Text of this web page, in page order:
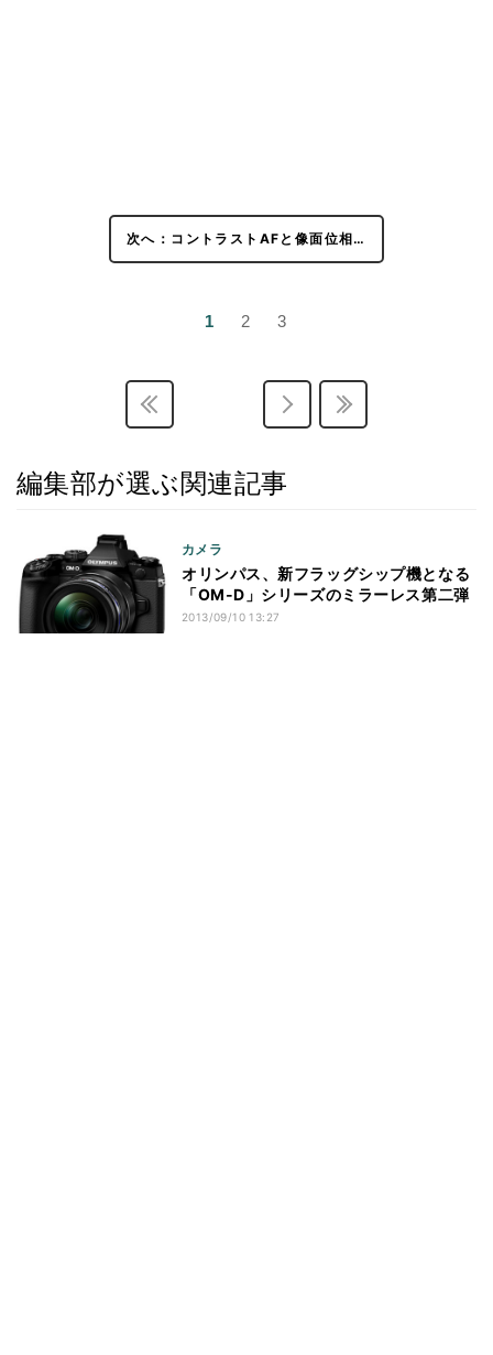
次へ：コントラストAFと像面位相…
1 2 3
編集部が選ぶ関連記事
カメラ
オリンパス、新フラッグシップ機となる
「OM-D」シリーズのミラーレス第二弾
2013/09/10 13:27